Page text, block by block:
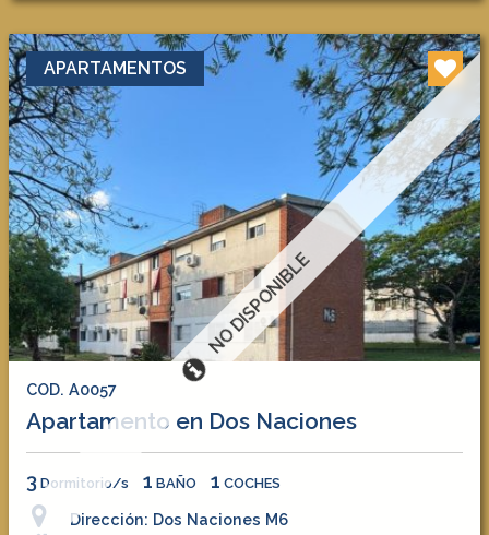
NO DISPONIBLE
APARTAMENTOS
COD. A0057
Apartamento en Dos Naciones
3 Dormitorio/s 1 BAÑO 1 COCHES
Dirección: Dos Naciones M6